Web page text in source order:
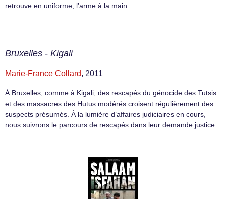
retrouve en uniforme, l’arme à la main…
Bruxelles - Kigali
Marie-France Collard, 2011
À Bruxelles, comme à Kigali, des rescapés du génocide des Tutsis
et des massacres des Hutus modérés croisent régulièrement des
suspects présumés. À la lumière d’affaires judiciaires en cours,
nous suivrons le parcours de rescapés dans leur demande justice.